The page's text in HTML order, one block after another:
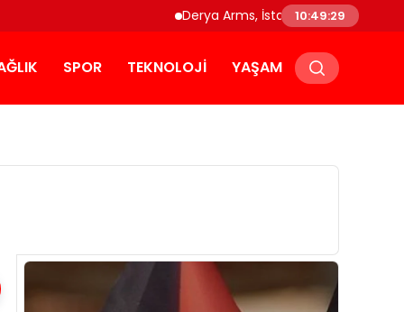
Derya Arms, İstanbul Prohunt
10:49:29
SPOR TEKNOLOJI YAŞAM